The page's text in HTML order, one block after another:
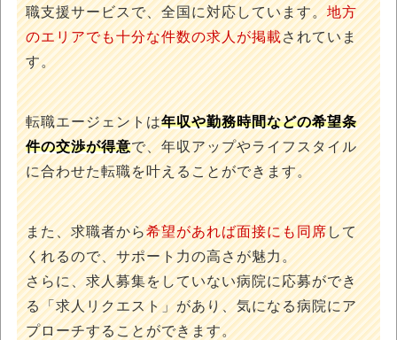
職支援サービスで、全国に対応しています。地方
のエリアでも十分な件数の求人が掲載されていま
す。
転職エージェントは年収や勤務時間などの希望条
件の交渉が得意で、年収アップやライフスタイル
に合わせた転職を叶えることができます。
また、求職者から希望があれば面接にも同席して
くれるので、サポート力の高さが魅力。
さらに、求人募集をしていない病院に応募ができ
る「求人リクエスト」があり、気になる病院にア
プローチすることができます。